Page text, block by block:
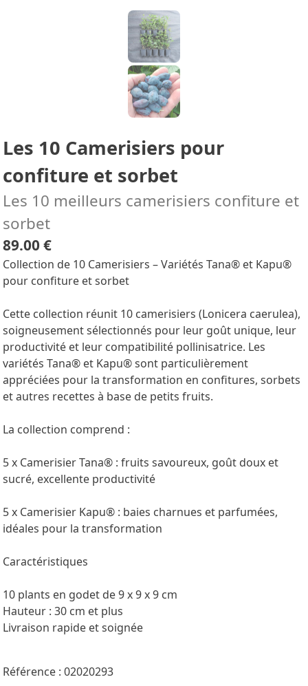
Les 10 Camerisiers pour
confiture et sorbet
Les 10 meilleurs camerisiers confiture et
sorbet
89.00 €
Collection de 10 Camerisiers – Variétés Tana® et Kapu®
pour confiture et sorbet
Cette collection réunit 10 camerisiers (Lonicera caerulea),
soigneusement sélectionnés pour leur goût unique, leur
productivité et leur compatibilité pollinisatrice. Les
variétés Tana® et Kapu® sont particulièrement
appréciées pour la transformation en confitures, sorbets
et autres recettes à base de petits fruits.
La collection comprend :
5 x Camerisier Tana® : fruits savoureux, goût doux et
sucré, excellente productivité
5 x Camerisier Kapu® : baies charnues et parfumées,
idéales pour la transformation
Caractéristiques
10 plants en godet de 9 x 9 x 9 cm
Hauteur : 30 cm et plus
Livraison rapide et soignée
Référence : 02020293